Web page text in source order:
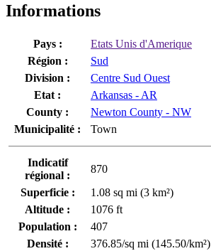
Informations
Pays :
Etats Unis d'Amerique
Région :
Sud
Division :
Centre Sud Ouest
Etat :
Arkansas - AR
County :
Newton County - NW
Municipalité :
Town
Indicatif
régional :
870
Superficie :
1.08 sq mi (3 km²)
Altitude :
1076 ft
Population :
407
Densité :
376.85/sq mi (145.50/km²)